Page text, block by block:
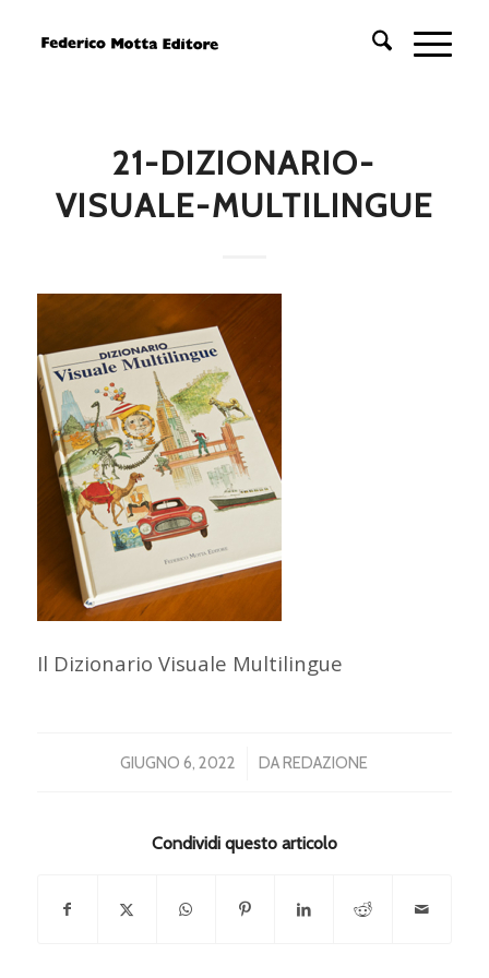
21-DIZIONARIO-
VISUALE-MULTILINGUE
Il Dizionario Visuale Multilingue
GIUGNO 6, 2022
/ DAREDAZIONE
Condividi questo articolo